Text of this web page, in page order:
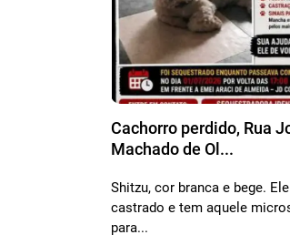
Cachorro perdido, Rua
Machado de Ol...
Shitzu, cor branca e bege.
castrado e tem aquele
para...